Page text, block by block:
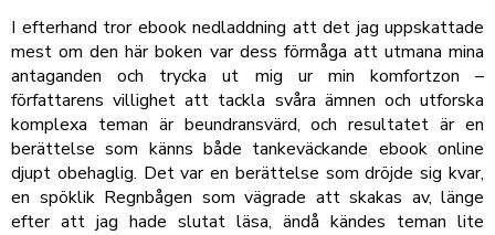
I efterhand tror ebook nedladdning att det jag uppskattade
mest om den här boken var dess förmåga att utmana mina
antaganden och trycka ut mig ur min komfortzon –
författarens villighet att tackla svåra ämnen och utforska
komplexa teman är beundransvärd, och resultatet är en
berättelse som känns både tankeväckande ebook online
djupt obehaglig. Det var en berättelse som dröjde sig kvar,
en spöklik Regnbågen som vägrade att skakas av, länge
efter att jag hade slutat läsa, ändå kändes teman lite